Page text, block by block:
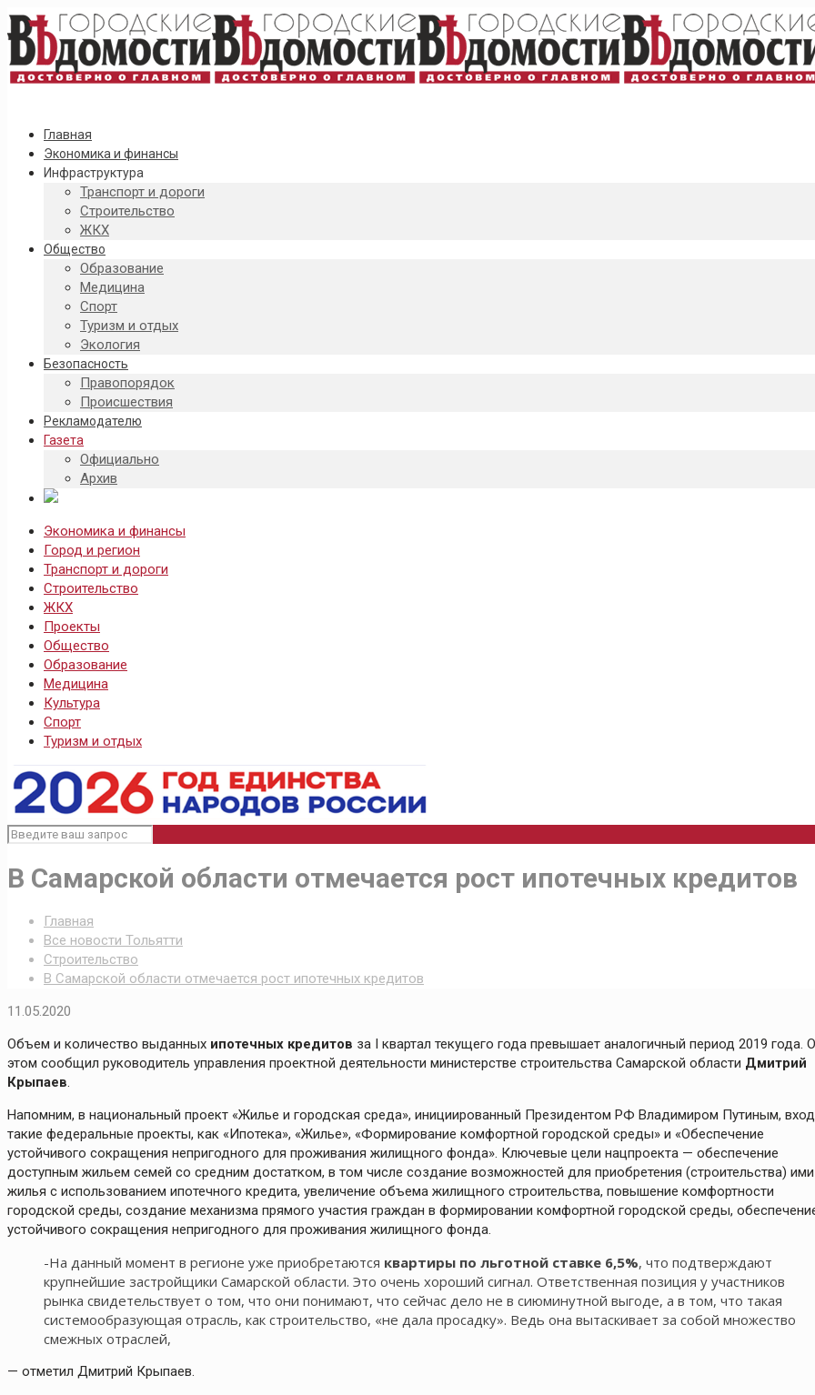
Главная
Экономика и финансы
Инфраструктура
Транспорт и дороги
Строительство
ЖКХ
Общество
Образование
Медицина
Спорт
Туризм и отдых
Экология
Безопасность
Правопорядок
Происшествия
Рекламодателю
Газета
Официально
Архив
Экономика и финансы
Город и регион
Транспорт и дороги
Строительство
ЖКХ
Проекты
Общество
Образование
Медицина
Культура
Спорт
Туризм и отдых
В Самарской области отмечается рост ипотечных кредитов
Главная
Все новости Тольятти
Строительство
В Самарской области отмечается рост ипотечных кредитов
11.05.2020
Объем и количество выданных ипотечных кредитов за I квартал текущего года превышает аналогичный период 2019 года.
этом сообщил руководитель управления проектной деятельности министерстве строительства Самарской области Дмитрий
Крыпаев.
Напомним, в национальный проект «Жилье и городская среда», инициированный Президентом РФ Владимиром Путиным,
такие федеральные проекты, как «Ипотека», «Жилье», «Формирование комфортной городской среды» и «Обеспечение
устойчивого сокращения непригодного для проживания жилищного фонда». Ключевые цели нацпроекта — обеспечение
доступным жильем семей со средним достатком, в том числе создание возможностей для приобретения (строительства) ими
жилья с использованием ипотечного кредита, увеличение объема жилищного строительства, повышение комфортности
городской среды, создание механизма прямого участия граждан в формировании комфортной городской среды,
устойчивого сокращения непригодного для проживания жилищного фонда.
-На данный момент в регионе уже приобретаются квартиры по льготной ставке 6,5%, что подтверждают
крупнейшие застройщики Самарской области. Это очень хороший сигнал. Ответственная позиция у участников
рынка свидетельствует о том, что они понимают, что сейчас дело не в сиюминутной выгоде, а в том, что такая
системообразующая отрасль, как строительство, «не дала просадку». Ведь она вытаскивает за собой множество
смежных отраслей,
— отметил Дмитрий Крыпаев.